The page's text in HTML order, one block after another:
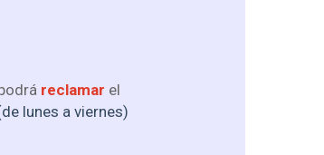
reclamar el
lunes a viernes)